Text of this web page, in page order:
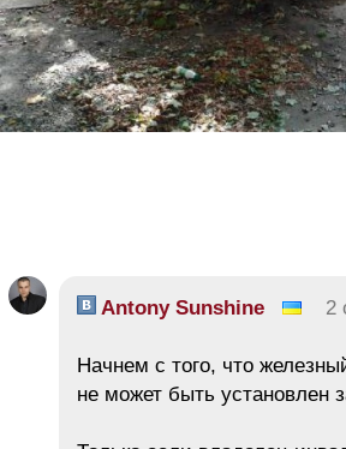
Antony Sunshine 2
Начнем с того, что
не может быть установлен